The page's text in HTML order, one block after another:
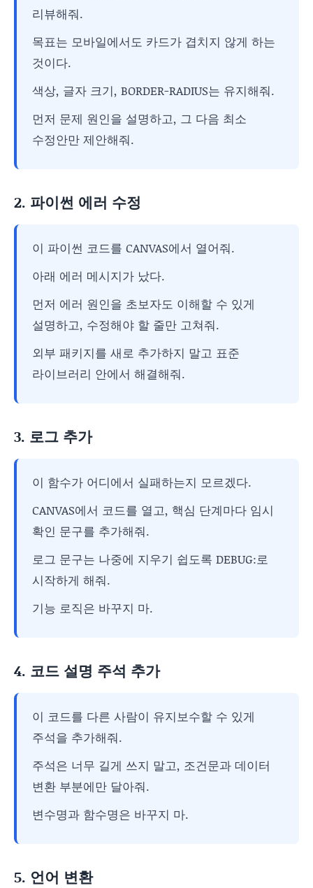
리뷰해줘.
목표는 모바일에서도 카드가 겹치지 않게 하는
것이다.
색상, 글자 크기, BORDER-RADIUS는 유지해줘.
먼저 문제 원인을 설명하고, 그 다음 최소
수정안만 제안해줘.
2. 파이썬 에러 수정
이 파이썬 코드를 CANVAS에서 열어줘.
아래 에러 메시지가 났다.
먼저 에러 원인을 초보자도 이해할 수 있게
설명하고, 수정해야 할 줄만 고쳐줘.
외부 패키지를 새로 추가하지 말고 표준
라이브러리 안에서 해결해줘.
3. 로그 추가
이 함수가 어디에서 실패하는지 모르겠다.
CANVAS에서 코드를 열고, 핵심 단계마다 임시
확인 문구를 추가해줘.
로그 문구는 나중에 지우기 쉽도록 DEBUG:로
시작하게 해줘.
기능 로직은 바꾸지 마.
4. 코드 설명 주석 추가
이 코드를 다른 사람이 유지보수할 수 있게
주석을 추가해줘.
주석은 너무 길게 쓰지 말고, 조건문과 데이터
변환 부분에만 달아줘.
변수명과 함수명은 바꾸지 마.
5. 언어 변환